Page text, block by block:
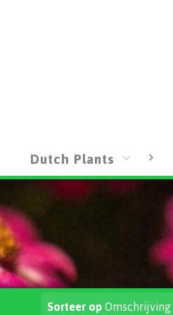
Dutch Plants
Sorteer op Omschrijving